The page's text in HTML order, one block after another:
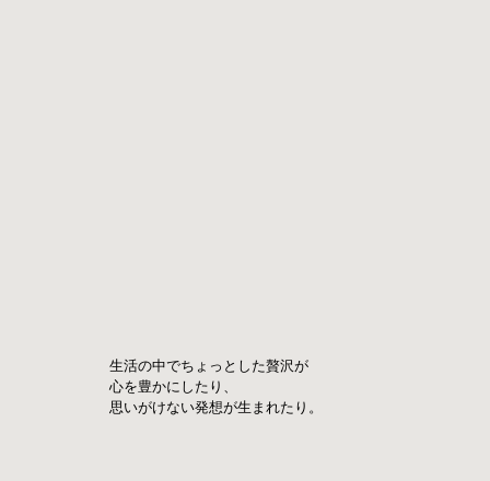
生活の中でちょっとした贅沢が
心を豊かにしたり、
思いがけない発想が生まれたり。